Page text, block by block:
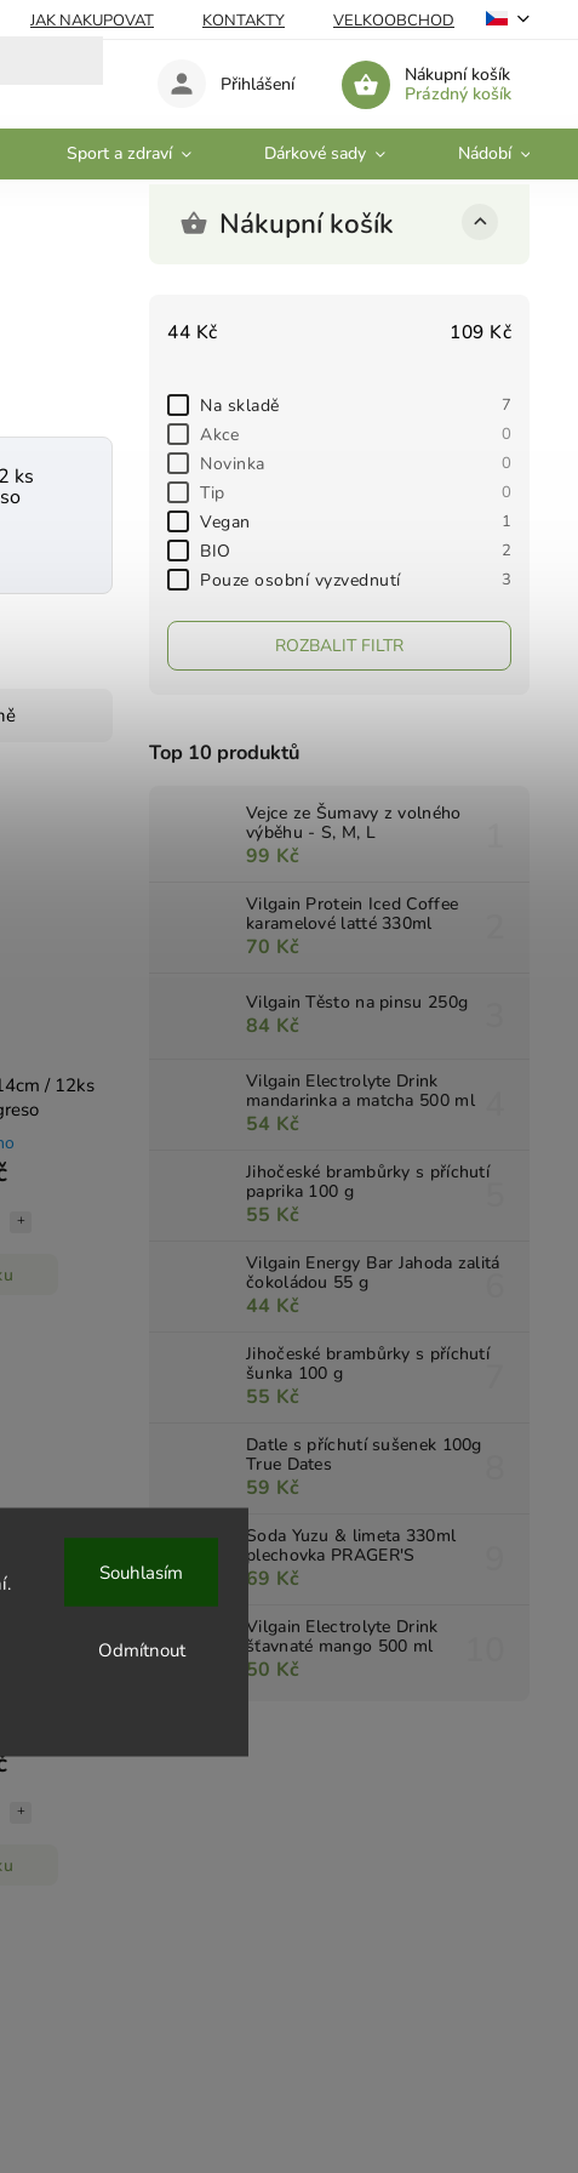
Odmítnout
Souhlasím
JAK NAKUPOVAT KONTAKTY VELKOOBCHOD
Nákupní košík
Prázdný košík
Přihlášení
Sport a zdraví Dárkové sady Nádobí
Nákupní košík
44 Kč 109 Kč
Na skladě 7
Akce 0
Novinka 0
Tip 0
Vegan 1
BIO 2
Pouze osobní vyzvednutí 3
ROZBALIT FILTR
Top 10 produktů
Vejce ze Šumavy z volného
výběhu - S, M, L
99 Kč
Vilgain Protein Iced Coffee
karamelové latté 330ml
70 Kč
Vilgain Těsto na pinsu 250g
84 Kč
Vilgain Electrolyte Drink
mandarinka a matcha 500 ml
54 Kč
Jihočeské brambůrky s příchutí
paprika 100 g
55 Kč
Vilgain Energy Bar Jahoda zalitá
čokoládou 55 g
44 Kč
Jihočeské brambůrky s příchutí
šunka 100 g
55 Kč
Datle s příchutí sušenek 100g
True Dates
59 Kč
Soda Yuzu & limeta 330ml
plechovka PRAGER'S
69 Kč
Vilgain Electrolyte Drink
šťavnaté mango 500 ml
50 Kč
ks
/ 12ks